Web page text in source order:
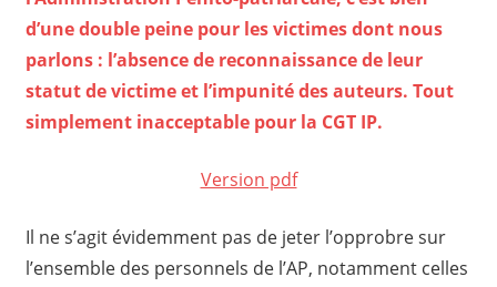
d’une double peine pour les victimes dont nous
parlons : l’absence de reconnaissance de leur
statut de victime et l’impunité des auteurs. Tout
simplement inacceptable pour la CGT IP.
Version pdf
Il ne s’agit évidemment pas de jeter l’opprobre sur
l’ensemble des personnels de l’AP, notamment celles